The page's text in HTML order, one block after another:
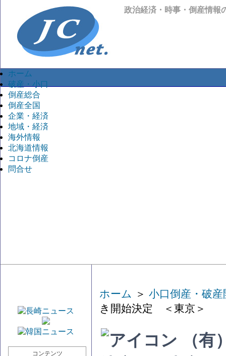
政治経済・時事・倒産情報
ホーム
破産・小口
倒産総合
倒産全国
企業・経済
地域・経済
海外情報
北海道情報
コロナ倒産
問合せ
コンテンツ
ホーム ＞ 小口倒産・破産
き開始決定 ＜東京＞
（有